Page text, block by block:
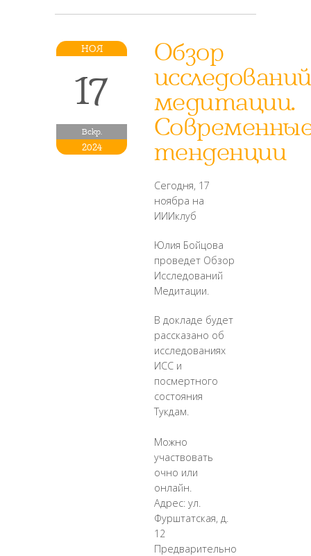
НОЯ
17
Вскр.
2024
Обзор
исследований
медитации.
тенденции
Сегодня, 17
ноябра на
ИИИклуб
Юлия Бойцова
проведет Обзор
Исследований
Медитации.
В докладе будет
рассказано об
исследованиях
ИСС и
посмертного
состояния
Тукдам.
Можно
участвовать
очно или
онлайн.
Адрес: ул.
Фурштатская, д.
12
Предварительно